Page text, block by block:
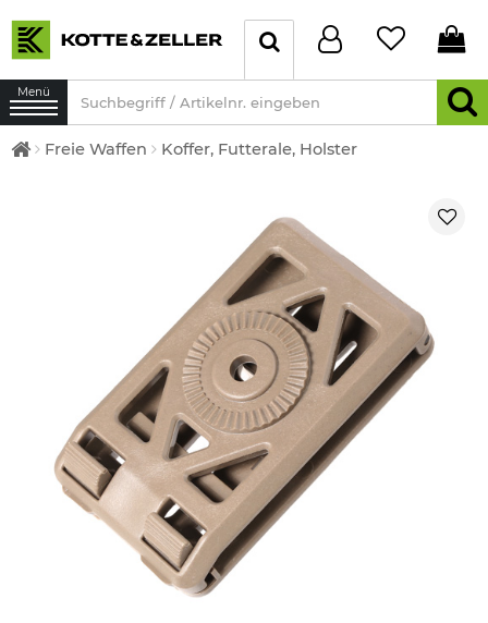
Menü
Freie Waffen Koffer, Futterale, Holster